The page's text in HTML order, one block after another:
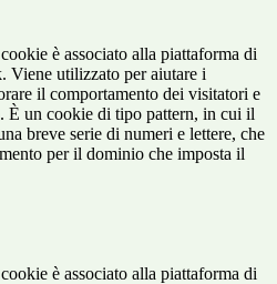
è associato alla piattaforma di
Viene utilizzato per aiutare i
il comportamento dei visitatori e
È un cookie di tipo pattern, in cui il
breve serie di numeri e lettere, che
per il dominio che imposta il
è associato alla piattaforma di